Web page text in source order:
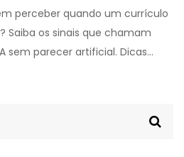
perceber quando um currículo
Saiba os sinais que chamam
sem parecer artificial. Dicas
autêntico e eficaz.